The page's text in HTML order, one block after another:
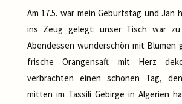
Am 17.5. war mein Geburtstag und Jan
ins Zeug gelegt: unser Tisch war
Abendessen wunderschön mit Blumen
frische Orangensaft mit Herz
verbrachten einen schönen Tag,
mitten im Tassili Gebirge in Algerien